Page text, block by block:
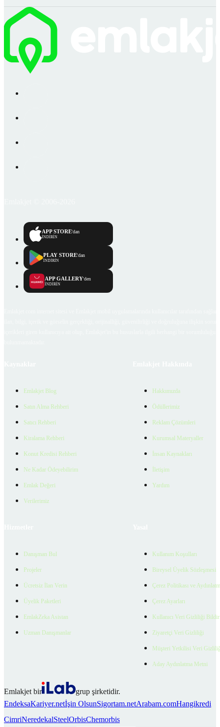
APP STORE'dan
İNDİRİN
PLAY STORE'dan
İNDİRİN
APP GALLERY'den
İNDİRİN
Emlakjet Blog
Satın Alma Rehberi
Satıcı Rehberi
Kiralama Rehberi
Konut Kredisi Rehberi
Ne Kadar Ödeyebilirim
Emlak Değeri
Verilerimiz
Hakkımızda
Ödüllerimiz
Reklam Çözümleri
Kurumsal Materyaller
İnsan Kaynakları
İletişim
Yardım
Danışman Bul
Projeler
Ücretsiz İlan Verin
Üyelik Paketleri
EmlakZeka Asistan
Uzman Danışmanlar
Kullanım Koşulları
Bireysel Üyelik Sözleşmesi
Çerez Politikası ve
Çerez Ayarları
Kullanıcı Veri Gizliliği
Ziyaretçi Veri Gizliliği
Müşteri Yetkilisi Veri
Aday Aydınlatma Metni
Emlakjet bir
grup şirketidir.
EndeksaKariyer.netİşin OlsunSigortam.netArabam.comHangikredi
CimriNeredekalSteelOrbisChemorbis